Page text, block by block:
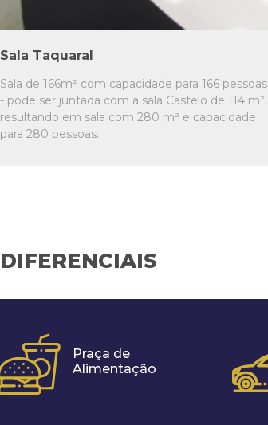
Sala Taquaral
Sala de 166m² com capacidade para 166 pessoas
- pode ser juntada com a sala Castelo de 114 m²,
resultando em sala com 280 m² e capacidade
para 280 pessoas.
DIFERENCIAIS
Praça de
Alimentação